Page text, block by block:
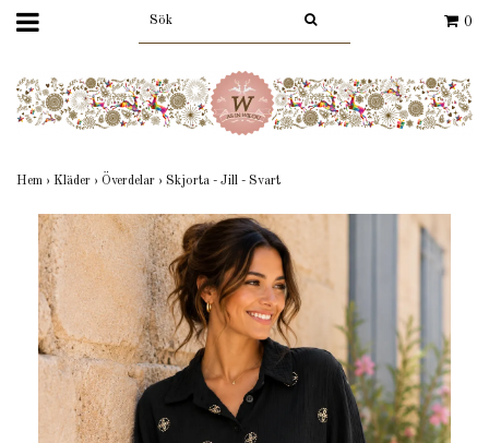
0
Hem › Kläder › Överdelar › Skjorta - Jill - Svart